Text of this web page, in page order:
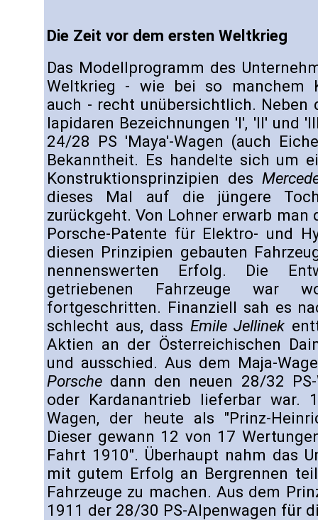
Die Zeit vor dem ersten Weltkrieg
Das Modellprogramm des
Weltkrieg - wie bei so manchem
auch - recht unübersichtlich. Neben
lapidaren Bezeichnungen 'I', 'II' und
24/28 PS 'Maya'-Wagen (auch
Bekanntheit. Es handelte sich um
Konstruktionsprinzipien des
dieses Mal auf die jüngere
zurückgeht. Von Lohner erwarb man
Porsche-Patente für Elektro- und
diesen Prinzipien gebauten
nennenswerten Erfolg. Die
getriebenen Fahrzeuge war
fortgeschritten. Finanziell sah es
schlecht aus, dassEmile Jellinek
Aktien an der Österreichischen
und ausschied. Aus dem Maja-
Porsche dann den neuen 28/32
oder Kardanantrieb lieferbar war.
Wagen, der heute als "Prinz-
Dieser gewann 12 von 17
Fahrt 1910". Überhaupt nahm das
mit gutem Erfolg an Bergrennen
Fahrzeuge zu machen. Aus dem
1911 der 28/30 PS-Alpenwagen für